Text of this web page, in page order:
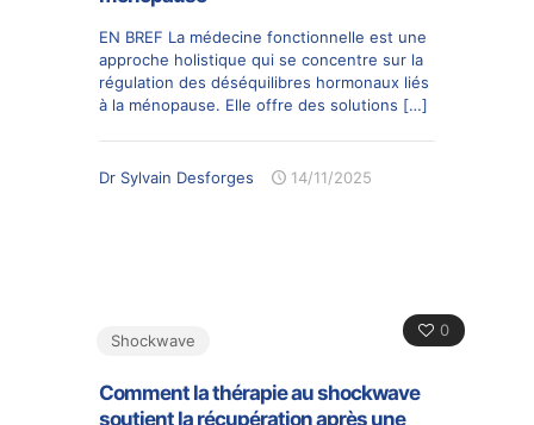
EN BREF La médecine fonctionnelle est une
approche holistique qui se concentre sur la
régulation des déséquilibres hormonaux liés
à la ménopause. Elle offre des solutions […]
Dr Sylvain Desforges 14/11/2025
0
Shockwave
Comment la thérapie au shockwave
soutient la récupération après une